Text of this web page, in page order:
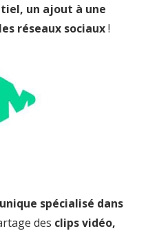
un ajout à une
réseaux sociaux!
spécialisé dans
des clips vidéo,